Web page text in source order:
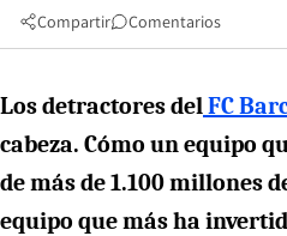
Compartir Comentarios
Los detractores delFC
cabeza. Cómo un equipo
de más de 1.100 millones
equipo que más ha